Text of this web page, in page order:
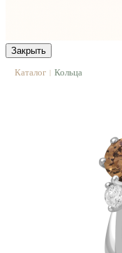
Закрыть
Каталог | Кольца